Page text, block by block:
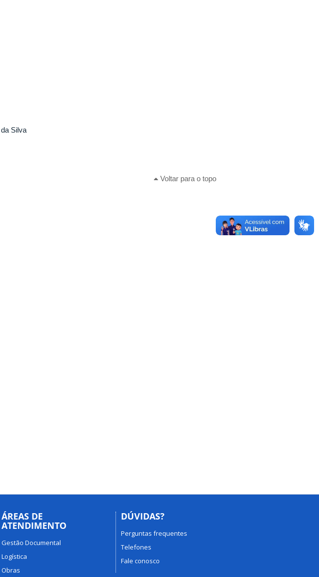
Silva
Voltar para o topo
ÁREAS DE
ATENDIMENTO
Gestão Documental
Logística
Obras
DÚVIDAS?
Perguntas frequentes
Telefones
Fale conosco